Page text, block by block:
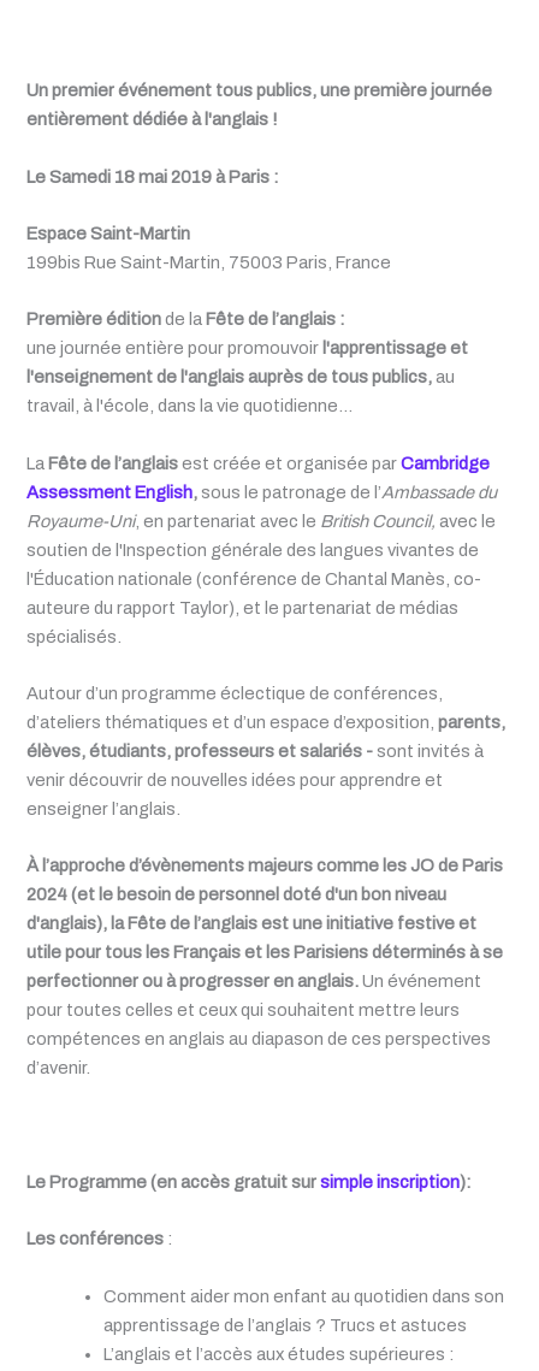
Un premier événement tous publics, une première journée
entièrement dédiée à l'anglais !
Le Samedi 18 mai 2019 à Paris :
Espace Saint-Martin
199bis Rue Saint-Martin, 75003 Paris, France
Première éditionde la Fête de l’anglais :
une journée entière pour promouvoir l'apprentissage et
l'enseignement de l'anglais auprès de tous publics,au
travail, à l'école, dans la vie quotidienne…
La Fête de l’anglaisest créée et organisée parCambridge
Assessment English, sous le patronage de l’Ambassade du
Royaume-Uni, en partenariat avec le British Council,avec le
soutien de l'Inspection générale des langues vivantes de
l'Éducation nationale (conférence de Chantal Manès, co-
auteure du rapport Taylor), et le partenariat de médias
spécialisés.
Autour d’un programme éclectique de conférences,
d’ateliers thématiques et d’un espace d’exposition,parents,
élèves, étudiants, professeurs et salariés - sont invités à
venir découvrir de nouvelles idées pour apprendre et
enseigner l’anglais.
À l’approche d’évènements majeurs comme les JO de Paris
2024 (et le besoin de personnel doté d'un bon niveau
d'anglais), laFête de l’anglaisest une initiative festive et
utile pour tous les Français et les Parisiens déterminés à se
perfectionner ou à progresser en anglais.Un événement
pour toutes celles et ceux qui souhaitent mettre leurs
compétences en anglais au diapason de ces perspectives
d’avenir.
Le Programme (en accès gratuit sursimple inscription):
Les conférences :
Comment aider mon enfant au quotidien dans son
apprentissage de l’anglais ? Trucs et astuces
L’anglais et l’accès aux études supérieures :